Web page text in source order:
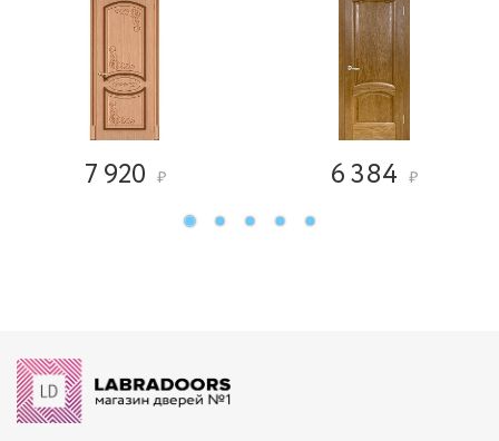
7 920 ₽ 6 384 ₽